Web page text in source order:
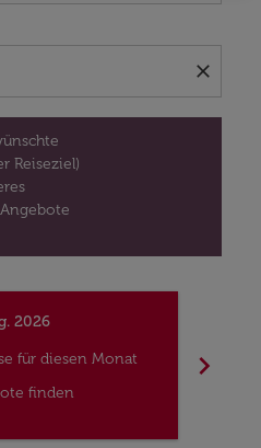
close
Reiseziel)
2026
für diesen Monat
finden
chevron_right